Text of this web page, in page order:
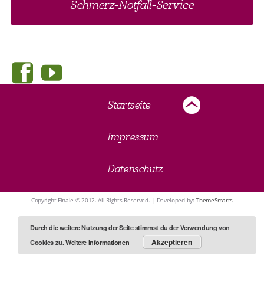
Schmerz-Notfall-Service
Startseite
Impressum
Datenschutz
Copyright Finale © 2012. All Rights Reserved. | Developed by:ThemeSmarts
Durch die weitere Nutzung der Seite stimmst du der Verwendung von
Cookies zu.Weitere Informationen Akzeptieren